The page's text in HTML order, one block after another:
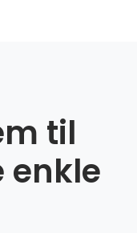
til
enkle